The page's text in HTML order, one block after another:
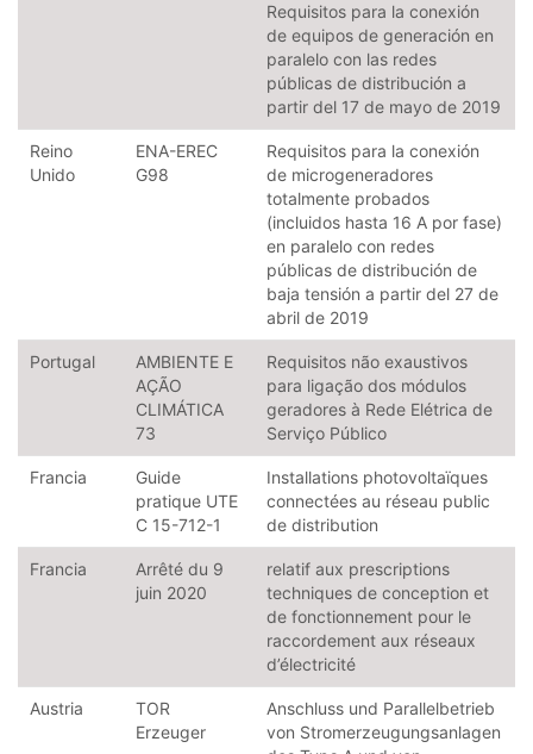
Requisitos para la conexión
de equipos de generación en
paralelo con las redes
públicas de distribución a
partir del 17 de mayo de 2019
Reino
Unido
ENA-EREC
G98
Requisitos para la conexión
de microgeneradores
totalmente probados
(incluidos hasta 16 A por fase)
en paralelo con redes
públicas de distribución de
baja tensión a partir del 27 de
abril de 2019
Portugal
AMBIENTE E
AÇÃO
CLIMÁTICA
73
Requisitos não exaustivos
para ligação dos módulos
geradores à Rede Elétrica de
Serviço Público
Francia
Guide
pratique UTE
C 15-712-1
Installations photovoltaïques
connectées au réseau public
de distribution
Francia
Arrêté du 9
juin 2020
relatif aux prescriptions
techniques de conception et
de fonctionnement pour le
raccordement aux réseaux
d’électricité
Austria
TOR
Erzeuger
Anschluss und Parallelbetrieb
von Stromerzeugungsanlagen